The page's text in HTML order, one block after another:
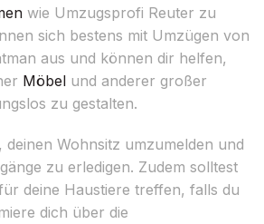
wie Umzugsprofi Reuter zu
sich bestens mit Umzügen von
aus und können dir helfen,
Möbel und anderer großer
zu gestalten.
deinen Wohnsitz umzumelden und
zu erledigen. Zudem solltest
deine Haustiere treffen, falls du
dich über die